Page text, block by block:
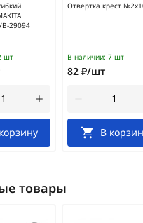
29094
шт
Отвертка крест
В наличии: 7 шт
82 ₽/шт
В
товары